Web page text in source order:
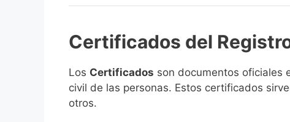
Certificados del
Los Certificados son documentos oficiales
civil de las personas. Estos certificados
otros.